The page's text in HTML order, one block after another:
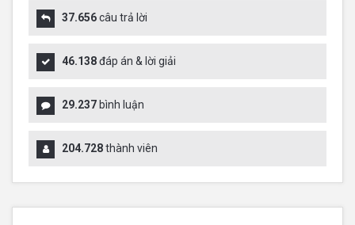
37.656câu trả lời
46.138đáp án & lời giải
29.237 bình luận
204.728thành viên